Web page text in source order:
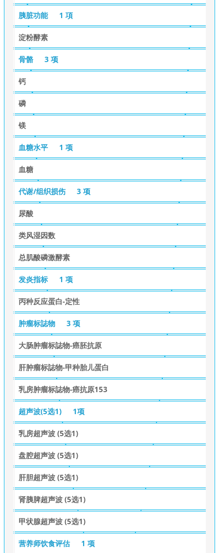
胰脏功能 1 項
淀粉酵素
骨骼 3 项
钙
磷
镁
血糖水平 1 项
血糖
代谢/组织损伤 3 项
尿酸
类风湿因数
总肌酸磷激酵素
发炎指标 1 项
丙种反应蛋白-定性
肿瘤标誌物 3 项
大肠肿瘤标誌物-癌胚抗原
肝肿瘤标誌物-甲种胎儿蛋白
乳房肿瘤标誌物-癌抗原153
超声波(5选1) 1项
乳房超声波 (5选1)
盘腔超声波 (5选1)
肝胆超声波 (5选1)
肾胰脾超声波 (5选1)
甲状腺超声波 (5选1)
营养师饮食评估 1 项